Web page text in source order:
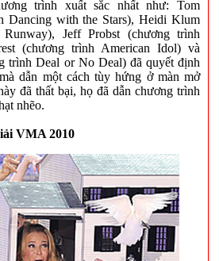
trình xuất sắc nhất như: Tom
Dancing with the Stars), Heidi Klum
Jeff Probst (chương trình
(chương trình American Idol) và
trình Deal or No Deal) đã quyết định
dẫn một cách tùy hứng ở màn mở
đã thất bại, họ đã dẫn chương trình
nhẽo.
VMA 2010